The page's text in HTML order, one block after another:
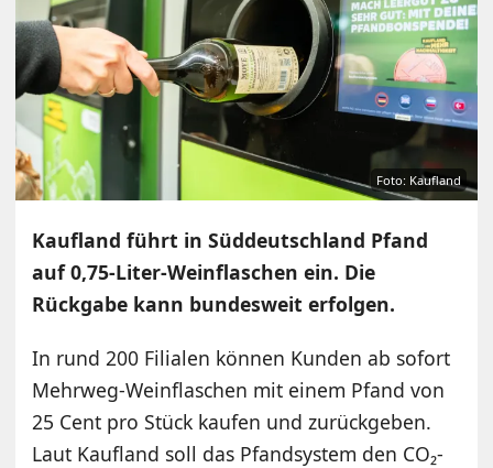
Foto: Kaufland
Kaufland führt in Süddeutschland Pfand
auf 0,75-Liter-Weinflaschen ein. Die
Rückgabe kann bundesweit erfolgen.
In rund 200 Filialen können Kunden ab sofort
Mehrweg-Weinflaschen mit einem Pfand von
25 Cent pro Stück kaufen und zurückgeben.
Laut Kaufland soll das Pfandsystem den CO₂-